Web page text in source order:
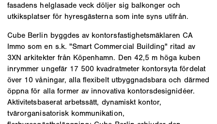
fasadens helglasade veck döljer sig balkonger och
utkiksplatser för hyresgästerna som inte syns utifrån.
Cube Berlin byggdes av kontorsfastighetsmäklaren CA
Immo som en s.k. "Smart Commercial Building" ritad av
3XN arkitekter från Köpenhamn. Den 42,5 m höga kuben
inrymmer ungefär 17 500 kvadratmeter kontorsyta fördelat
över 10 våningar, alla flexibelt utbyggnadsbara och därmed
öppna för alla former av innovativa kontorsdesignidéer.
Aktivitetsbaserat arbetssätt, dynamiskt kontor,
tvärorganisatorisk kommunikation,